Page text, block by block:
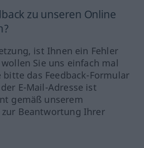
zu unseren Online
ist Ihnen ein Fehler
Sie uns einfach mal
bitte das Feedback-Formular
E-Mail-Adresse ist
gemäß unserem
Beantwortung Ihrer